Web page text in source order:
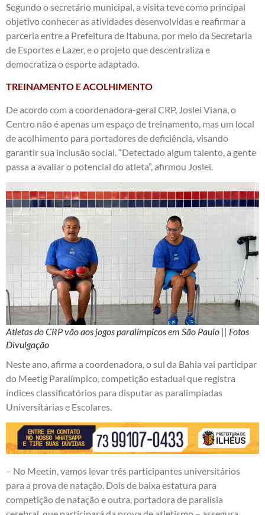
Segundo o secretário municipal, a visita teve como principal
objetivo conhecer as atividades desenvolvidas e reafirmar a
parceria entre a Prefeitura de Itabuna, por meio da Secretaria
de Esportes e Lazer, e o projeto que descentraliza e
democratiza o esporte adaptado.
TREINAMENTO E ACOLHIMENTO
De acordo com a coordenadora-geral CRP, Joslei Viana, o
Centro não é apenas um espaço de treinamento, mas um local
de acolhimento para portadores de deficiência, visando
garantir sua inclusão social. “Detectado algum talento, a gente
passa a avaliar o potencial do atleta”, afirmou Joslei.
Atletas do CRP vão aos jogos paralímpicos em São Paulo || Fotos
Divulgação
Neste ano, afirma a coordenadora, o sul da Bahia vai participar
do Meetig Paralímpico, competição estadual que registra
índices classificatórios para disputar as paralimpíadas
Universitárias e Escolares.
– No Meetin, vamos levar três participantes universitários
para a prova de natação. Dois de baixa estatura para
competição de natação e outra, portadora de paralisia